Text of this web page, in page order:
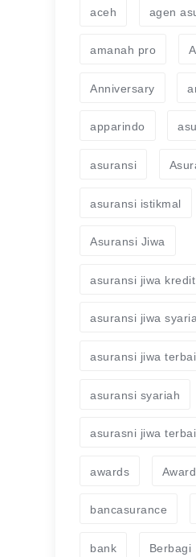
aceh agen
amanah pro
Anniversary
apparindo
asuransi
asuransi istikmal
Asuransi Jiwa
asuransi jiwa kredit
asuransi jiwa
asuransi jiwa
asuransi syariah
asurasni jiwa
awards
bancasurance
bank Berbagi